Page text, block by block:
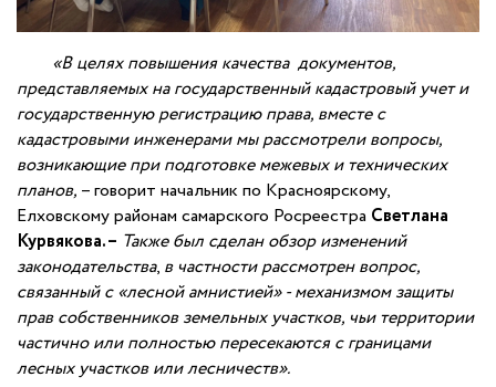
«В целях повышения качества документов,
представляемых на государственный кадастровый учет и
государственную регистрацию права, вместе с
кадастровыми инженерами мы рассмотрели вопросы,
возникающие при подготовке межевых и технических
планов, – говорит начальник по Красноярскому,
Елховскому районам самарского Росреестра Светлана
Курвякова. – Также был сделан обзор изменений
законодательства, в частности рассмотрен вопрос,
связанный с «лесной амнистией» -механизмом защиты
прав собственников земельных участков, чьи территории
частично или полностью пересекаются с границами
лесных участков или лесничеств».